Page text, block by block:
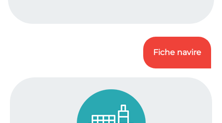
Fiche navire